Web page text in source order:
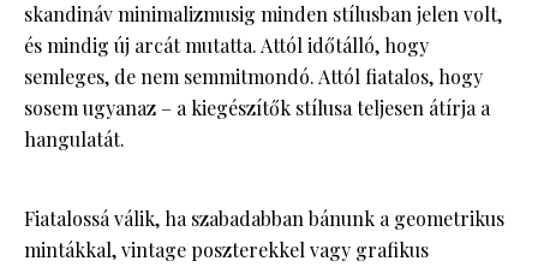
skandináv minimalizmusig minden stílusban jelen volt,
és mindig új arcát mutatta. Attól időtálló, hogy
semleges, de nem semmitmondó. Attól fiatalos, hogy
sosem ugyanaz – a kiegészítők stílusa teljesen átírja a
hangulatát.
Fiatalossá válik, ha szabadabban bánunk a geometrikus
mintákkal, vintage poszterekkel vagy grafikus